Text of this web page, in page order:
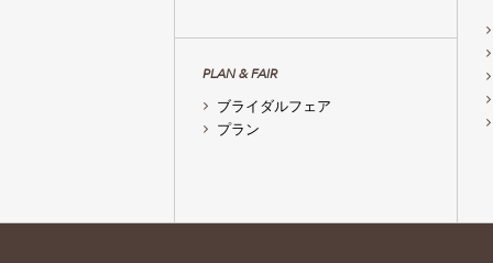
PLAN & FAIR
ブライダルフェア
プラン